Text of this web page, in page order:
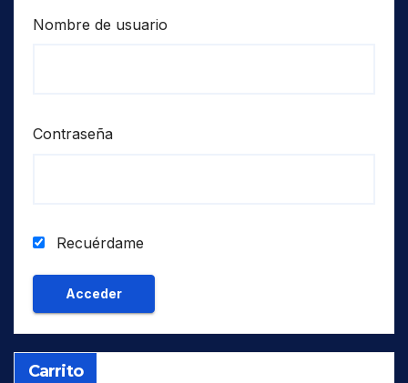
Nombre de usuario
Contraseña
Recuérdame
Carrito